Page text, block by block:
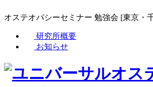
オステオパシーセミナー 勉強会 [東京・
研究所概要
お知らせ